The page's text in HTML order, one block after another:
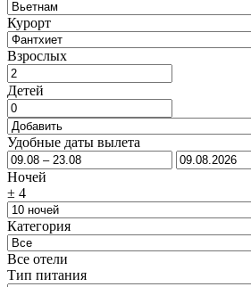
Курорт
Взрослых
Детей
Удобные даты вылета
Ночей
± 4
Категория
Все отели
Тип питания